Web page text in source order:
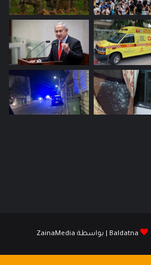
Baldatna | بواسطة ZainaMedia